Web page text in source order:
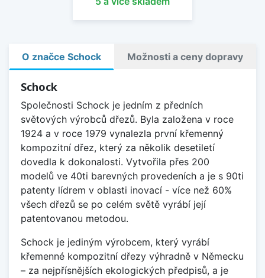
O značce Schock Možnosti a ceny dopravy
Schock
Společnosti Schock je jedním z předních
světových výrobců dřezů. Byla založena v roce
1924 a v roce 1979 vynalezla první křemenný
kompozitní dřez, který za několik desetiletí
dovedla k dokonalosti. Vytvořila přes 200
modelů ve 40ti barevných provedeních a je s 90ti
patenty lídrem v oblasti inovací - více než 60%
všech dřezů se po celém světě vyrábí její
patentovanou metodou.
Schock je jediným výrobcem, který vyrábí
křemenné kompozitní dřezy výhradně v Německu
– za nejpřísnějších ekologických předpisů, a je